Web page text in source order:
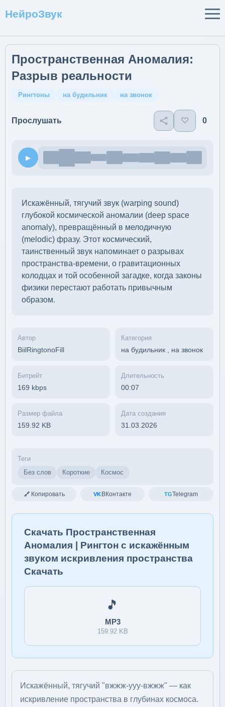
НейроЗвук
Пространственная Аномалия:
Разрыв реальности
Рингтоны на будильник на звонок
Прослушать ♡ 0
▶
Искажённый, тягучий звук (warping sound)
глубокой космической аномалии (deep space
anomaly), превращённый в мелодичную
(melodic) фразу. Этот космический,
таинственный звук напоминает о разрывах
пространства-времени, о гравитационных
колодцах и той особенной загадке, когда законы
физики перестают работать привычным
образом.
Автор
BiilRingtonoFill
Категория
на будильник, на звонок
Битрейт
169 kbps
Длительность
00:07
Размер файла
159.92 KB
Дата создания
31.03.2026
Теги
Без слов
Короткие Космос
🔗 Копировать VK ВКонтакте TGTelegram
Скачать Пространственная
Аномалия | Рингтон с искажённым
звуком искривления пространства
Скачать
🎵
MP3
159.92 KB
Искажённый, тягучий "вжжж-ууу-вжжж" — как
искривление пространства в глубинах космоса.